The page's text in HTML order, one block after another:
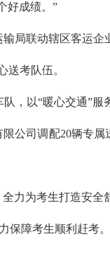
好成绩。”
局联动辖区客运企
送考队伍。
，以“暖心交通”服
公司调配20辆专
力为考生打造安全
障考生顺利赶考